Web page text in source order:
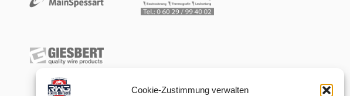
Cookie-Zustimmung verwalten